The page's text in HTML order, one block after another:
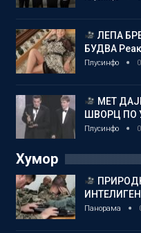
ЛЕПА
БУДВА
Плусинфо
МЕТ
ШВОРЦ ПО
Плусинфо
Хумор
Панорама